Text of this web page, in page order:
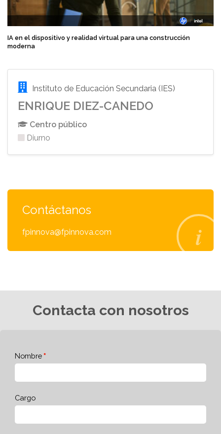
IA en el dispositivo y realidad virtual para una construcción
moderna
Instituto de Educación Secundaria (IES)
ENRIQUE DIEZ-CANEDO
Centro público
Diurno
Contáctanos
fpinnova@fpinnova.com
Contacta con nosotros
Nombre
Cargo